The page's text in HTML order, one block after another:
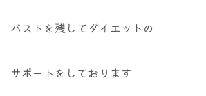
バストを残してダイエットの
サポートをしております